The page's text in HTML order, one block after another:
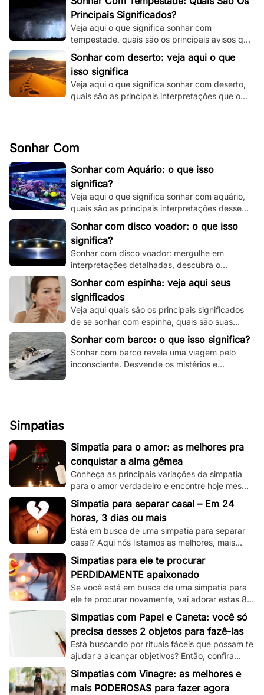
Principais Significados?
Veja aqui o que significa sonhar com
tempestade, quais são os principais avisos que
o seu subconsciente está tentando te dizer e
muito mais.
Sonhar com deserto: veja aqui o que
isso significa
Veja aqui o que significa sonhar com deserto,
quais são as principais interpretações que o
Sonhar Com
Sonhar com Aquário: o que isso
significa?
Veja aqui o que significa sonhar com aquário,
quais são as principais interpretações desse
sonho e muito mais. Clique e fique por dentro.
Sonhar com disco voador: o que isso
significa?
Sonhar com disco voador: mergulhe em
interpretações detalhadas, descubra o
significado espiritual e psicológico e todas as
variações!
Sonhar com espinha: veja aqui seus
significados
Veja aqui quais são os principais significados
de se sonhar com espinha, quais são suas
principais variações e muito mais.
Sonhar com barco: o que isso significa?
Sonhar com barco revela uma viagem pelo
inconsciente. Desvende os mistérios e
Simpatias
Simpatia para o amor: as melhores pra
conquistar a alma gêmea
Conheça as principais variações da simpatia
para o amor verdadeiro e encontre hoje mesmo
sua alma gêmea! Todas são simples de se
fazer!
Simpatia para separar casal – Em 24
horas, 3 dias ou mais
Está em busca de uma simpatia para separar
casal? Aqui nós listamos as melhores, mais
simples e mais funcionais simpatias desse tipo!
Simpatias para ele te procurar
PERDIDAMENTE apaixonado
Se você está em busca de uma simpatia para
ele te procurar novamente, vai adorar estas 8
simpatias de amor e amarração que
separamos.
Simpatias com Papel e Caneta: você só
precisa desses 2 objetos para fazê-las
Está buscando por rituais fáceis que possam te
ajudar a alcançar objetivos? Então, confira
essas simpatias com papel e caneta.
Simpatias com Vinagre: as melhores e
mais PODEROSAS para fazer agora